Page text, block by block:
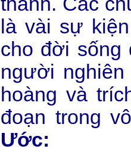
là vài sự
cho đời sống
người
hoàng và
đoạn trong
Ước: